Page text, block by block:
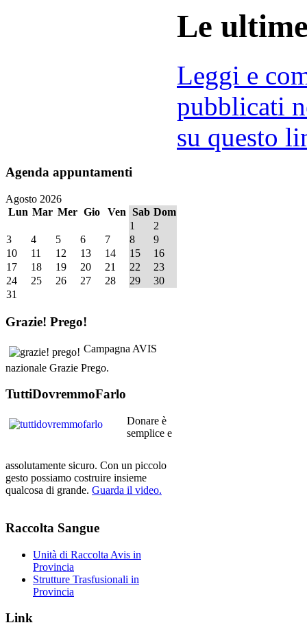
Le
Leggi e
pubblicati
su questo
Agenda appuntamenti
Agosto 2026
Lun Mar Mer Gio Ven Sab Dom
1
2
3
4 5 6 7 8
9
10
11 12 13 14 15
16
17
18 19 20 21 22
23
24
25 26 27 28 29
30
31
Grazie! Prego!
Campagna AVIS
nazionale Grazie Prego.
TuttiDovremmoFarlo
Donare è
semplice e
assolutamente sicuro. Con un piccolo
gesto possiamo costruire insieme
qualcosa di grande. Guarda il video.
Raccolta Sangue
Unità di Raccolta Avis in
Provincia
Strutture Trasfusionali in
Provincia
Link